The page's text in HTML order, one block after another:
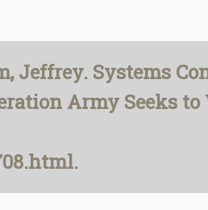
Jeffrey. Systems
Army Seeks